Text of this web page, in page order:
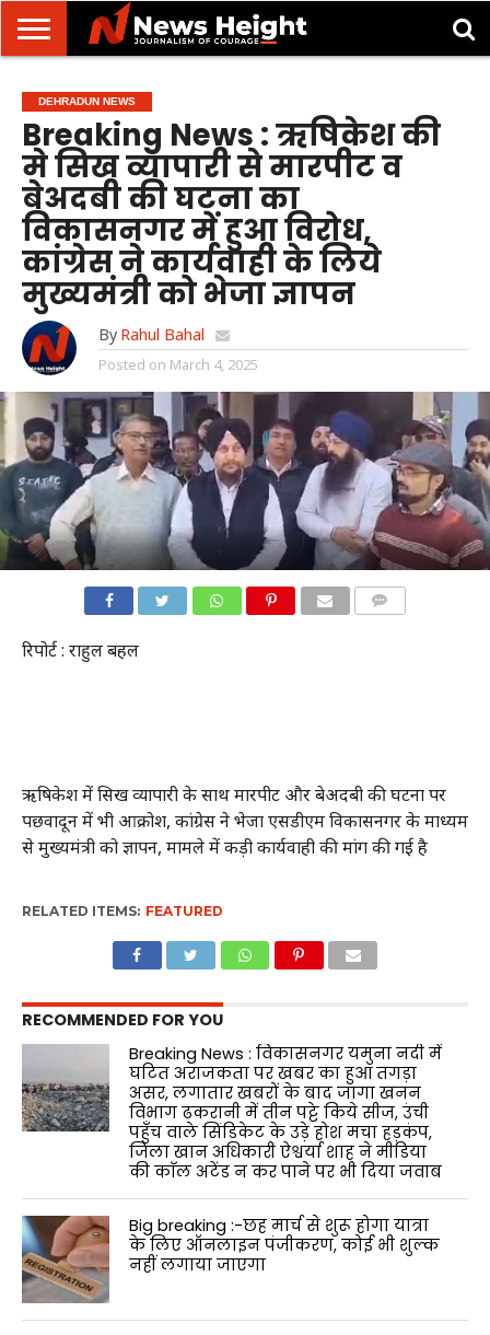
मसूरी
उत्तराखंड
उत्तरप्रदेश
राष्ट्रीय
अंतरराष्ट्रीय
क्राइम/
दुर्घटना
खेल/
मनोरंजन
ज्योतिष
शिक्षा
स्वास्थ्य
DEHRADUN NEWS
Breaking News : ऋषिकेश की
मे सिख व्यापारी से मारपीट व
बेअदबी की घटना का
विकासनगर में हुआ विरोध,
कांग्रेस ने कार्यवाही के लिये
मुख्यमंत्री को भेजा ज्ञापन
By Rahul Bahal
Posted on March 4, 2025
रिपोर्ट : राहुल बहल
ऋषिकेश में सिख व्यापारी के साथ मारपीट और बेअदबी की घटना पर
पछवादून में भी आक्रोश, कांग्रेस ने भेजा एसडीएम विकासनगर के माध्यम
से मुख्यमंत्री को ज्ञापन, मामले में कड़ी कार्यवाही की मांग की गई है
RELATED ITEMS: FEATURED
RECOMMENDED FOR YOU
Breaking News : विकासनगर यमुना नदी में
घटित अराजकता पर खबर का हुआ तगड़ा
असर, लगातार खबरों के बाद जागा खनन
विभाग ढकरानी में तीन पट्टे किये सीज, उंची
पहुँच वाले सिंडिकेट के उड़े होश मचा हड़कंप,
जिला खान अधिकारी ऐश्वर्या शाह ने मीडिया
की काॅल अटेंड न कर पाने पर भी दिया जवाब
Big breaking :-छह मार्च से शुरू होगा यात्रा
के लिए ऑनलाइन पंजीकरण, कोई भी शुल्क
नहीं लगाया जाएगा